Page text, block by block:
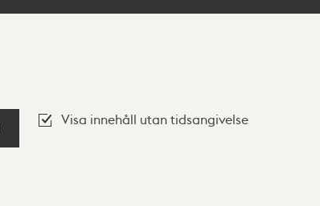
Visa innehåll utan tidsangivelse